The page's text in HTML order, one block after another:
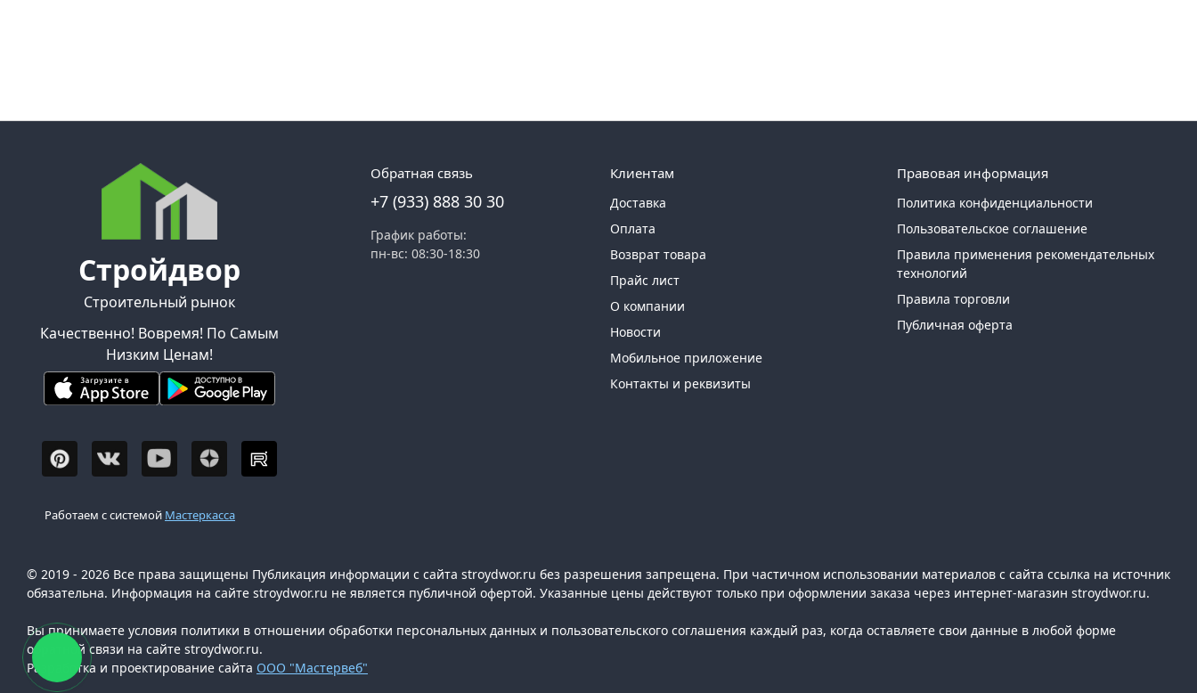
Стройдвор
Строительный рынок
Качественно! Вовремя! По Самым
Низким Ценам!
Обратная связь
+7 (933) 888 30 30
График работы:
пн-вс: 08:30-18:30
Клиентам
Доставка
Оплата
Возврат товара
Прайс лист
О компании
Новости
Мобильное приложение
Контакты и реквизиты
Правовая информация
Политика конфиденциальности
Пользовательское соглашение
Правила применения рекомендательных
технологий
Правила торговли
Публичная оферта
Работаем с системой Мастеркасса
© 2019 - 2026 Все права защищены Публикация информации с сайта stroydwor.ru без разрешения запрещена. При частичном использовании материалов с сайта ссылка на источник
обязательна. Информация на сайте stroydwor.ru не является публичной офертой. Указанные цены действуют только при оформлении заказа через интернет-магазин stroydwor.ru.
Вы принимаете условия политики в отношении обработки персональных данных и пользовательского соглашения каждый раз, когда оставляете свои данные в любой форме
обратной связи на сайте stroydwor.ru.
Разработка и проектирование сайта ООО "Мастервеб"